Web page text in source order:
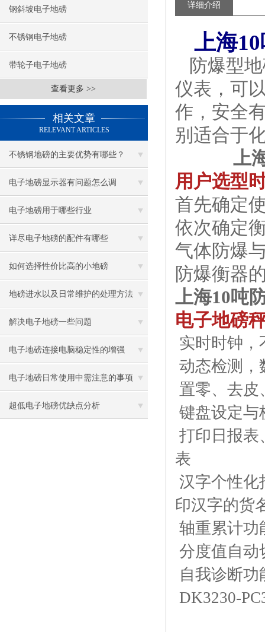
钢斜坡电子地磅
不锈钢电子地磅
带轮子电子地磅
查看更多 >>
相关文章
RELEVANT ARTICLES
不锈钢地磅的主要优势有哪些？
电子地磅显示器有问题怎么调
电子地磅用于哪些行业
详尽电子地磅的配件有哪些
如何选择性价比高的小地磅
地磅进水以及日常维护的处理方法
解决电子地磅一些问题
电子地磅连接电脑稳定性的增强
电子地磅日常使用中需注意的事项
超低电子地磅优缺点分析
详细介绍
上海
防爆型地
仪表，可
作，安全
别适合于
上
用户选型
首先确定
依次确定
气体防爆
防爆衡器
上海10吨
电子地磅
实时时钟，
动态检测，
置零、去
键盘设定与
打印日报表
表
汉字个性化
印汉字的货
轴重累计功
分度值自动
自我诊断
DK3230-